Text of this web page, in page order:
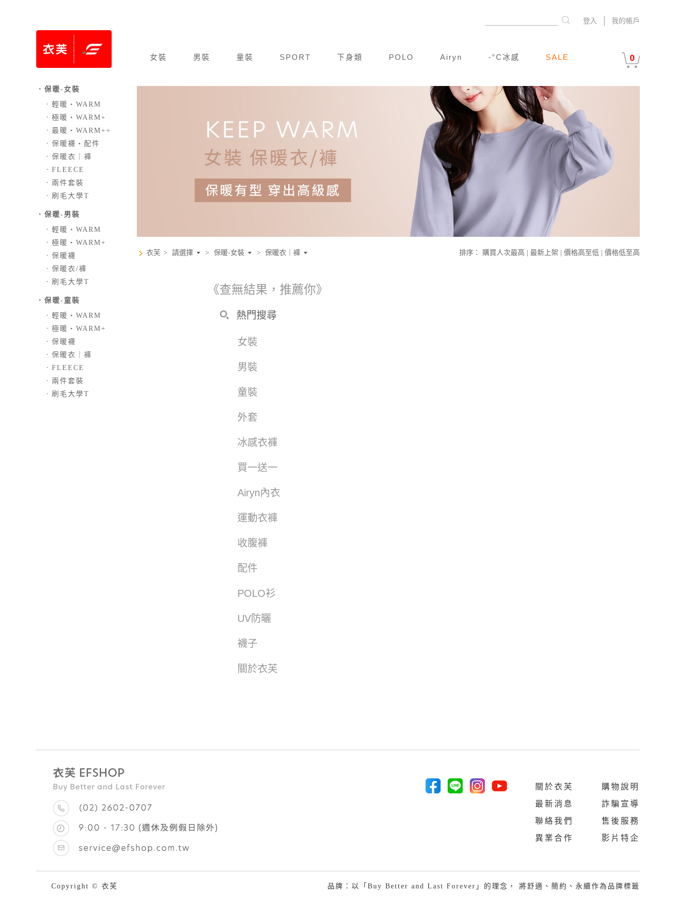
我的帳戶
登入
女裝 男裝 童裝 SPORT 下身類 POLO Airyn -°C冰感 SALE 0
．保暖-女裝
． 輕暖‧WARM
． 極暖‧WARM+
． 最暖‧WARM++
． 保暖襪‧配件
． 保暖衣｜褲
． FLEECE
． 兩件套裝
． 刷毛大學T
．保暖-男裝
． 輕暖‧WARM
． 極暖‧WARM+
． 保暖襪
． 保暖衣/褲
． 刷毛大學T
．保暖-童裝
． 輕暖‧WARM
． 極暖‧WARM+
． 保暖襪
． 保暖衣｜褲
． FLEECE
． 兩件套裝
． 刷毛大學T
衣芙 > 請選擇 > 保暖-女裝 > 保暖衣｜褲 排序： 購買人次最高 最新上架 價格高至低 價格低至高
《查無結果，推薦你》
熱門搜尋
女裝
男裝
童裝
外套
冰感衣褲
買一送一
Airyn內衣
運動衣褲
收腹褲
配件
POLO衫
UV防曬
襪子
關於衣芙
購物說明
詐騙宣導
售後服務
影片特企
關於衣芙
最新消息
聯絡我們
異業合作
Copyright © 衣芙 品牌：以「Buy Better and Last Forever」的理念， 將舒適、簡約、永續作為品牌標籤